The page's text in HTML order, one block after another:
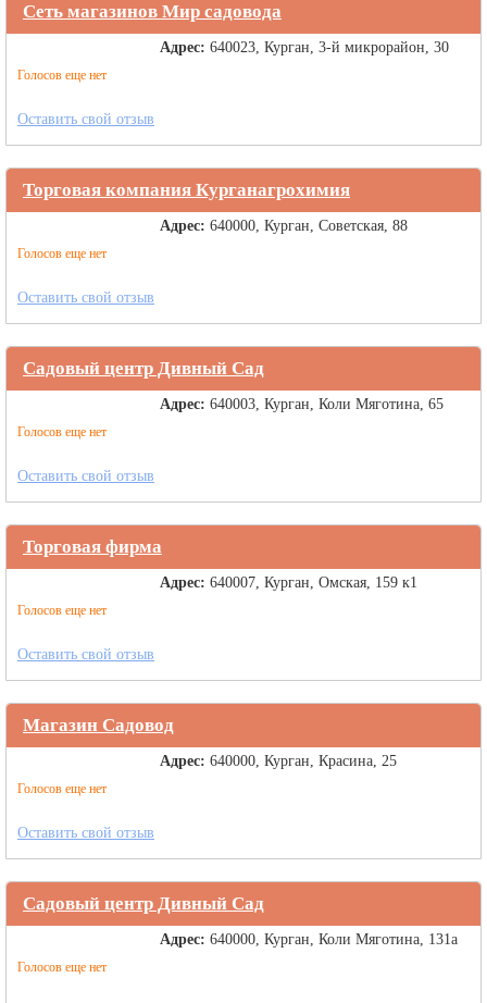
Сеть магазинов Мир садовода
Голосов еще нет
Адрес: 640023, Курган, 3-й микрорайон, 30
Оставить свой отзыв
Торговая компания Курганагрохимия
Голосов еще нет
Адрес: 640000, Курган, Советская, 88
Оставить свой отзыв
Садовый центр Дивный Сад
Голосов еще нет
Адрес: 640003, Курган, Коли Мяготина, 65
Оставить свой отзыв
Торговая фирма
Голосов еще нет
Адрес: 640007, Курган, Омская, 159 к1
Оставить свой отзыв
Магазин Садовод
Голосов еще нет
Адрес: 640000, Курган, Красина, 25
Оставить свой отзыв
Садовый центр Дивный Сад
Голосов еще нет
Адрес: 640000, Курган, Коли Мяготина, 131а